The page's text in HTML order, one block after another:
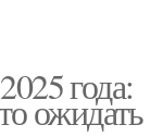
года:
ожидать